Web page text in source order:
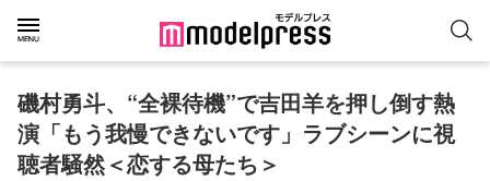
磯村勇斗、“全裸待機”で吉田羊を押し倒す熱
演「もう我慢できないです」ラブシーンに視
聴者騒然＜恋する母たち＞